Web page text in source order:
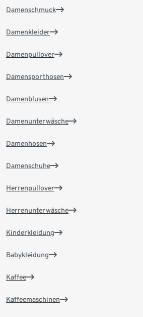
Damenschmuck
Damenkleider
Damenpullover
Damensporthosen
Damenblusen
Damenunterwäsche
Damenhosen
Damenschuhe
Herrenpullover
Herrenunterwäsche
Kinderkleidung
Babykleidung
Kaffee
Kaffeemaschinen